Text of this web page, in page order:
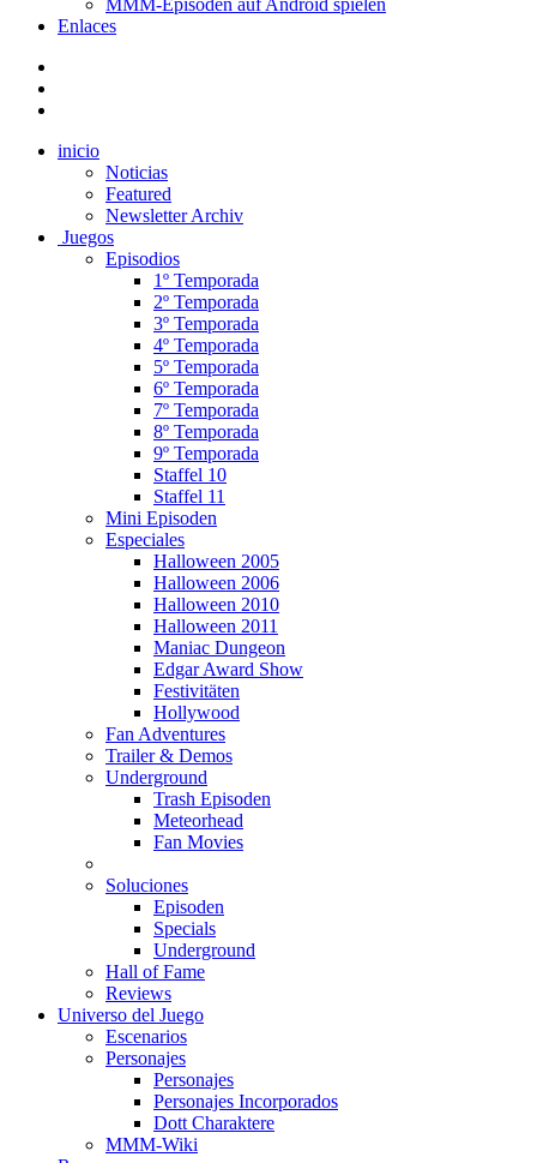
MMM-Episoden auf Android spielen
Enlaces
inicio
Noticias
Featured
Newsletter Archiv
Juegos
Episodios
1º Temporada
2º Temporada
3º Temporada
4º Temporada
5º Temporada
6º Temporada
7º Temporada
8º Temporada
9º Temporada
Staffel 10
Staffel 11
Mini Episoden
Especiales
Halloween 2005
Halloween 2006
Halloween 2010
Halloween 2011
Maniac Dungeon
Edgar Award Show
Festivitäten
Hollywood
Fan Adventures
Trailer & Demos
Underground
Trash Episoden
Meteorhead
Fan Movies
Soluciones
Episoden
Specials
Underground
Hall of Fame
Reviews
Universo del Juego
Escenarios
Personajes
Personajes
Personajes Incorporados
Dott Charaktere
MMM-Wiki